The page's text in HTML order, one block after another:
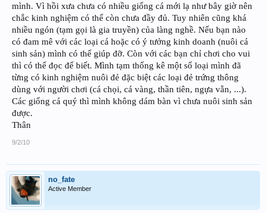
mình. Vì hồi xưa chưa có nhiều giống cá mới lạ như bây giờ nên
chắc kinh nghiệm có thể còn chưa đầy đủ. Tuy nhiên cũng khá
nhiều ngón (tạm gọi là gia truyền) của làng nghề. Nếu bạn nào
có đam mê với các loại cá hoặc có ý tưởng kinh doanh (nuôi cá
sinh sản) mình có thể giúp đỡ. Còn với các bạn chỉ chơi cho vui
thì có thể đọc để biết. Mình tạm thống kê một số loại mình đã
từng có kinh nghiệm nuôi đẻ đặc biệt các loại đẻ trứng thông
dùng với người chơi (cá chọi, cá vàng, thần tiên, ngựa vằn, ...).
Các giống cá quý thì mình không dám bàn vì chưa nuôi sinh sản
được.
Thân
9/2/10
no_fate
Active Member